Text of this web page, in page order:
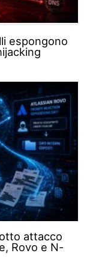
espongono
attacco
Rovo e N-